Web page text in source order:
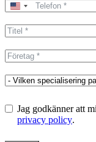
United
+1
Jag godkänner att
privacy policy.